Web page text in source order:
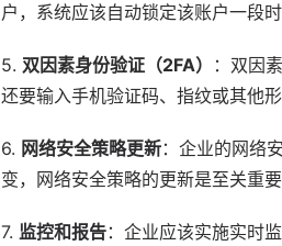
户，系统应该自动锁定该账户一段
5. 双因素身份验证（2FA）
：双因
还要输入手机验证码、指纹或其他形
6. 网络安全策略更新：企业的网络
变，网络安全策略的更新是至关重要
7. 监控和报告：企业应该实施实时